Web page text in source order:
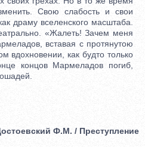
Свою слабость и свои
драму вселенского масштаба.
«Жалеть! Зачем меня
вставая с протянутою
вдохновении, как будто только
концов Мармеладов погиб,
Ф.М. / Преступление